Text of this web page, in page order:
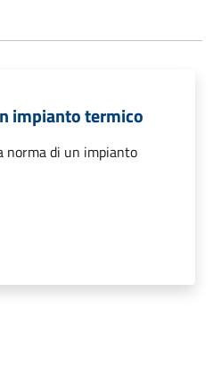
impianto termico
norma di un impianto